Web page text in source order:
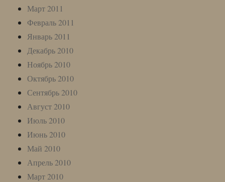
Март 2011
Февраль 2011
Январь 2011
Декабрь 2010
Ноябрь 2010
Октябрь 2010
Сентябрь 2010
Август 2010
Июль 2010
Июнь 2010
Май 2010
Апрель 2010
Март 2010